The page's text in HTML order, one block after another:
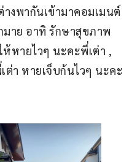
งพากันเข้ามาคอมเมนต์
มาย อาทิ รักษาสุขภาพ
ห้หายไวๆ นะคะพี่เต่า ,
ต่า หายเจ็บก้นไวๆ นะคะ